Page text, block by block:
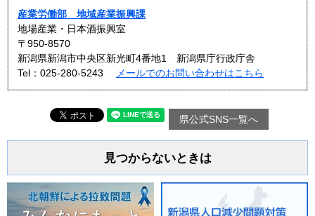
産業労働部 地域産業振興課
地場産業・日本酒振興室
〒950-8570
新潟県新潟市中央区新光町4番地1 新潟県庁行政庁舎
Tel：025-280-5243
メールでのお問い合わせはこちら
県公式SNS一覧へ
見つからないときは